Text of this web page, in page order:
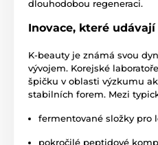
dlouhodobou regeneraci.
Inovace, které
K-beauty je známá svou
vývojem. Korejské
špičku v oblasti výzkumu
stabilních forem. Mezi
fermentované složky pro
pokročilé peptidové